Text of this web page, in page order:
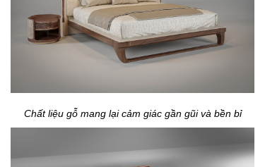
Chất liệu gỗ mang lại cảm giác gần gũi và bền bỉ